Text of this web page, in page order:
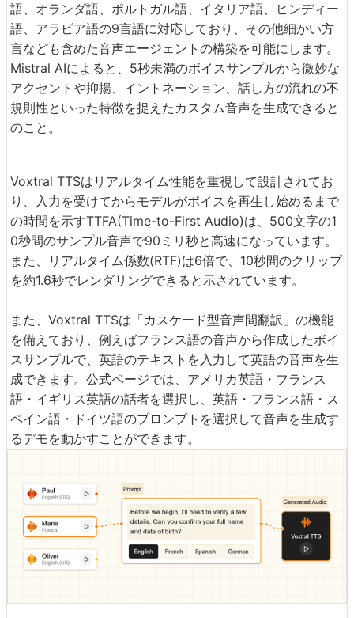
語、オランダ語、ポルトガル語、イタリア語、ヒンディー
語、アラビア語の9言語に対応しており、その他細かい方
言なども含めた音声エージェントの構築を可能にします。
Mistral AIによると、5秒未満のボイスサンプルから微妙な
アクセントや抑揚、イントネーション、話し方の流れの不
規則性といった特徴を捉えたカスタム音声を生成できると
のこと。
Voxtral TTSはリアルタイム性能を重視して設計されてお
り、入力を受けてからモデルがボイスを再生し始めるまで
の時間を示すTTFA(Time-to-First Audio)は、500文字の1
0秒間のサンプル音声で90ミリ秒と高速になっています。
また、リアルタイム係数(RTF)は6倍で、10秒間のクリップ
を約1.6秒でレンダリングできると示されています。
また、Voxtral TTSは「カスケード型音声間翻訳」の機能
を備えており、例えばフランス語の音声から作成したボイ
スサンプルで、英語のテキストを入力して英語の音声を生
成できます。公式ページでは、アメリカ英語・フランス
語・イギリス英語の話者を選択し、英語・フランス語・ス
ペイン語・ドイツ語のプロンプトを選択して音声を生成す
るデモを動かすことができます。